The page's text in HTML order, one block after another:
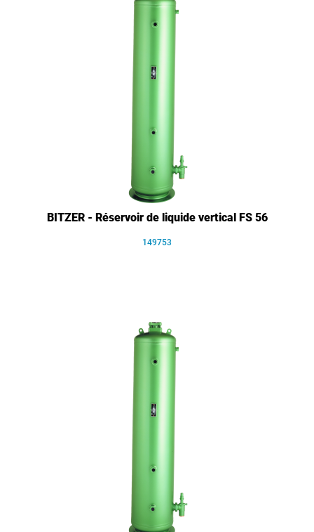
BITZER - Réservoir de liquide vertical FS 56
149753